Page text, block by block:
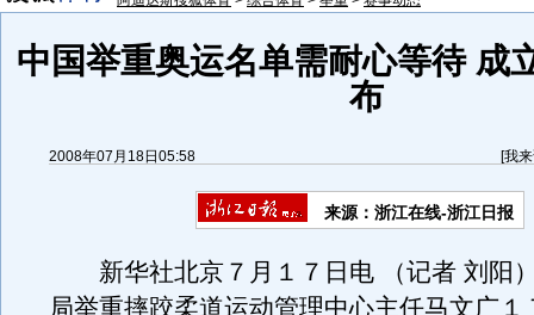
中国举重奥运名单需耐心等待 成
布
2008年07月18日05:58 [我
来源：浙江在线-浙江日报
新华社北京７月１７日电 （记者 刘阳
局举重摔跤柔道运动管理中心主任马文广１